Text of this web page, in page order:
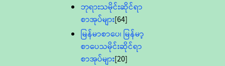
ဘုရားသမိုင်းဆိုင်ရာ
စာအုပ်များ[64]
မြန်မာစာပေ၊ မြန်မာ့
စာပေသမိုင်းဆိုင်ရာ
စာအုပ်များ[20]